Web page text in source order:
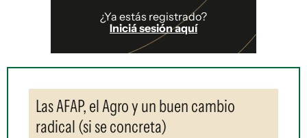
¿Ya estás registrado?
Iniciá sesión aquí
Las AFAP, el Agro y un buen cambio
radical (si se concreta)